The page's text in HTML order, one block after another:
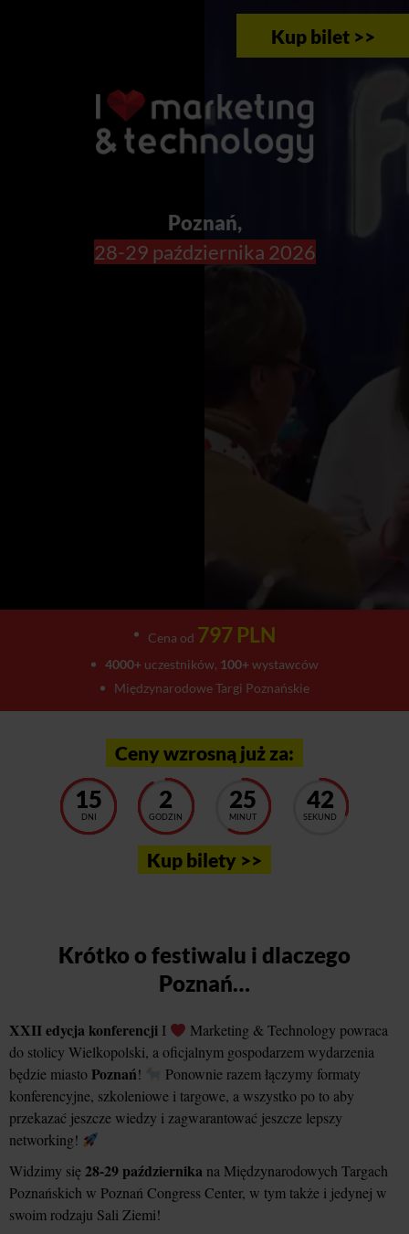
Kup bilet >>
Poznań,
28-29 października 2026
Cena od 797 PLN
4000+uczestników, 100+wystawców
Międzynarodowe Targi Poznańskie
Ceny wzrosną już za:
15
DNI
2
GODZIN
25
MINUT
38
SEKUND
Kup bilety >>
Krótko o festiwalu i dlaczego
Poznań…
XXII edycja konferencji I
Marketing & Technology powraca
do stolicy Wielkopolski, a oficjalnym gospodarzem wydarzenia
będzie miasto Poznań!
Ponownie razem łączymy formaty
konferencyjne, szkoleniowe i targowe, a wszystko po to aby
przekazać jeszcze wiedzy i zagwarantować jeszcze lepszy
networking!
Widzimy się28-29 października na Międzynarodowych Targach
Poznańskich w Poznań Congress Center, w tym także i jedynej w
swoim rodzaju Sali Ziemi!